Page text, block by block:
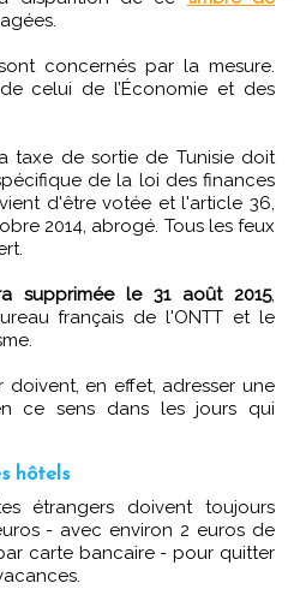
concernés par la mesure.
celui de l’Économie et des
taxe de sortie de Tunisie doit
de la loi des finances
d'être votée et l'article 36,
2014, abrogé. Tous les feux
supprimée le 31 août 2015,
français de l'ONTT et le
doivent, en effet, adresser une
ce sens dans les jours qui
hôtels
- avec environ 2 euros de
carte bancaire - pour quitter